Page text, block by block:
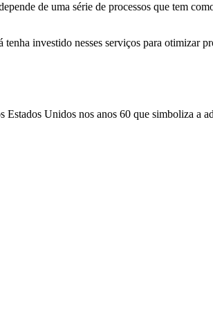
de uma série de processos que tem
investido nesses serviços para otimizar
Unidos nos anos 60 que simboliza a